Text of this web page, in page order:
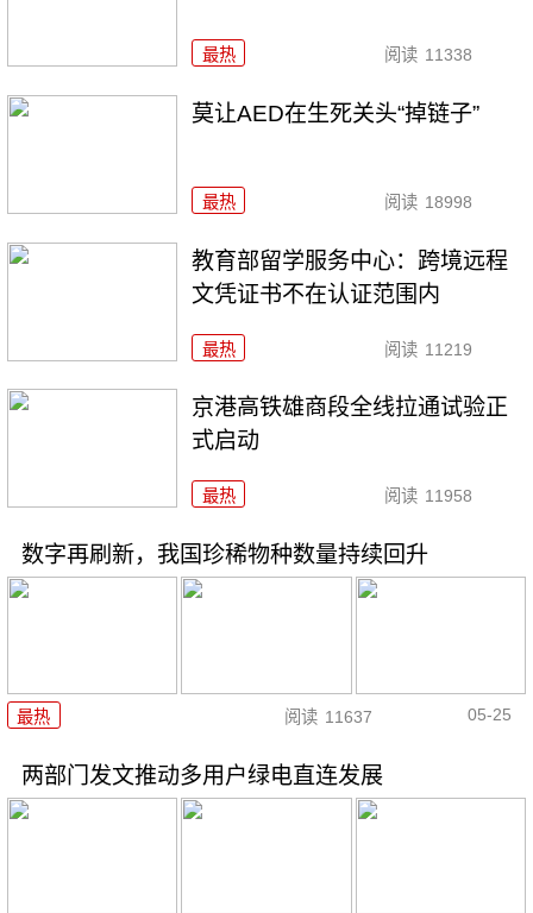
最热 阅读 11338
莫让AED在生死关头“掉链子”
最热 阅读 18998
教育部留学服务中心：跨境远程
文凭证书不在认证范围内
最热 阅读 11219
京港高铁雄商段全线拉通试验正
式启动
最热 阅读 11958
数字再刷新，我国珍稀物种数量持续回升
最热 阅读 11637 05-25
两部门发文推动多用户绿电直连发展